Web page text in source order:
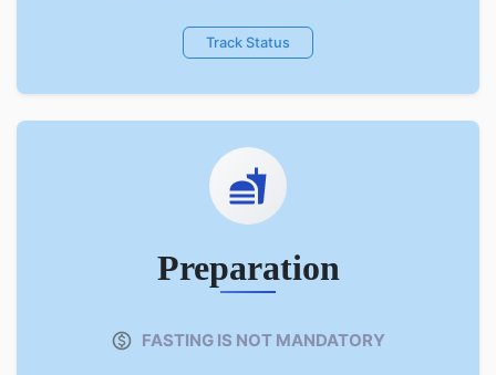
Track Status
Preparation
FASTING IS NOT MANDATORY